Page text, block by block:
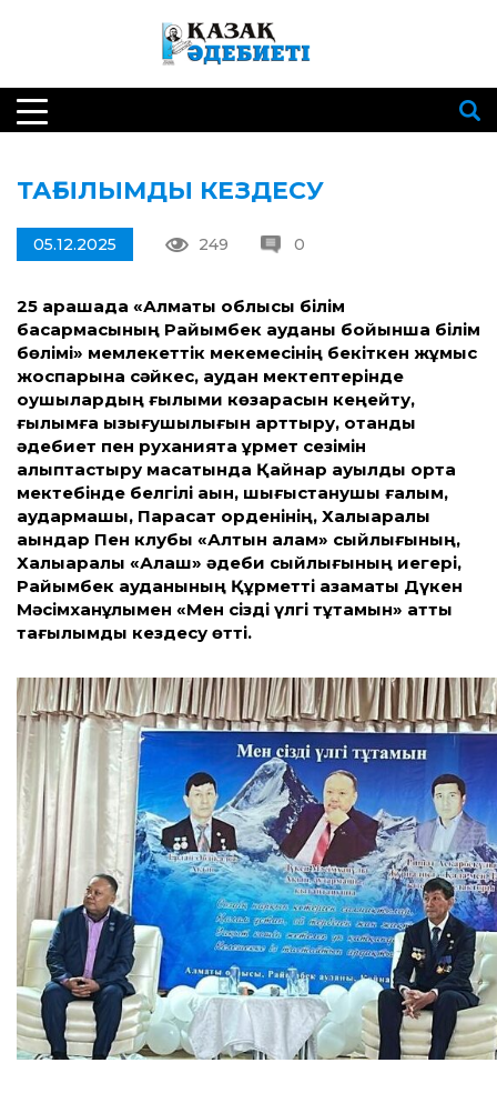
ТАҒЫЛЫМДЫ КЕЗДЕСУ
05.12.2025 249 0
25 қарашада «Алматы облысы білім
басқармасының Райымбек ауданы бойынша білім
бөлімі» мемлекеттік мекемесінің бекіткен жұмыс
жоспарына сәйкес, аудан мектептерінде
оқушылардың ғылыми көзқарасын кеңейту,
ғылымға қызығушылығын арттыру, отандық
әдебиет пен руханиятқа құрмет сезімін
қалыптастыру мақсатында Қайнар ауылдық орта
мектебінде белгілі ақын, шығыстанушы ғалым,
аудармашы, Парасат орденінің, Халықаралық
ақындар Пен клубы «Алтын қалам» сыйлығының,
Халықаралық «Алаш» әдеби сыйлығының иегері,
Райымбек ауданының Құрметті азаматы Дүкен
Мәсімханұлымен «Мен сізді үлгі тұтамын» атты
тағылымды кездесу өтті.